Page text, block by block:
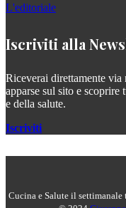
L'editoriale
Iscriviti alla
Riceverai direttamente via
apparse sul sito e scoprire
e della salute.
Iscriviti
Cucina e Salute il settimanale